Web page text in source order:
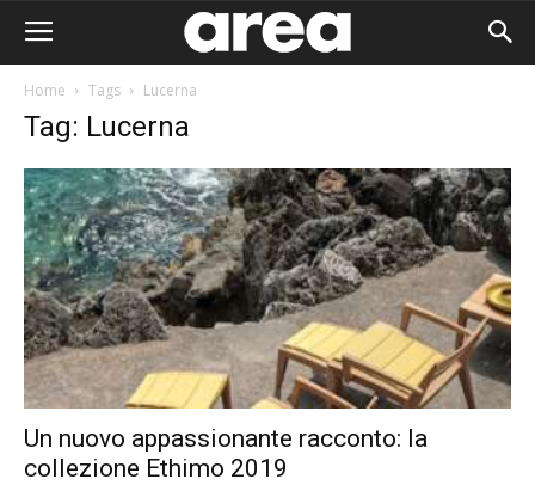
Home Tags Lucerna
Tag: Lucerna
Un nuovo appassionante racconto: la
collezione Ethimo 2019